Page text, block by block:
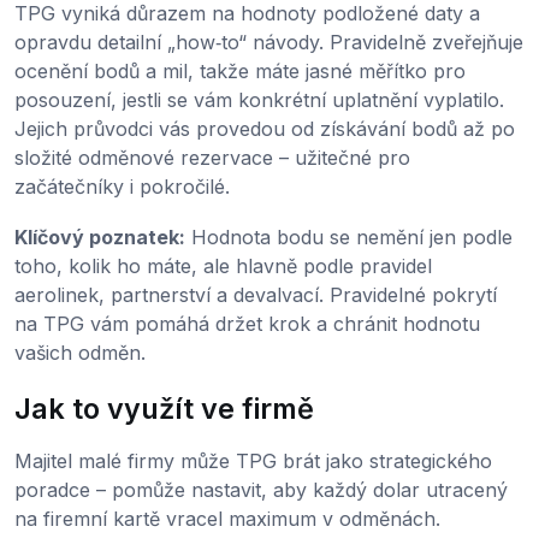
TPG vyniká důrazem na hodnoty podložené daty a
opravdu detailní „how‑to“ návody. Pravidelně zveřejňuje
ocenění bodů a mil, takže máte jasné měřítko pro
posouzení, jestli se vám konkrétní uplatnění vyplatilo.
Jejich průvodci vás provedou od získávání bodů až po
složité odměnové rezervace – užitečné pro
začátečníky i pokročilé.
Klíčový poznatek: Hodnota bodu se nemění jen podle
toho, kolik ho máte, ale hlavně podle pravidel
aerolinek, partnerství a devalvací. Pravidelné pokrytí
na TPG vám pomáhá držet krok a chránit hodnotu
vašich odměn.
Jak to využít ve firmě
Majitel malé firmy může TPG brát jako strategického
poradce – pomůže nastavit, aby každý dolar utracený
na firemní kartě vracel maximum v odměnách.